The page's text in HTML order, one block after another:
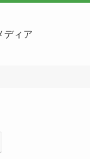
ディア